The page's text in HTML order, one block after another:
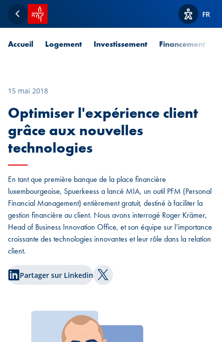
Retour
Accueil SPUERKEESS
Afficher
FR
Accueil Logement Investissement Financement
15 mai 2018
Optimiser l'expérience client
grâce aux nouvelles
technologies
En tant que première banque de la place financière
luxembourgeoise, Spuerkeess a lancé MIA, un outil PFM (Personal
Financial Management) entièrement gratuit, destiné à faciliter la
gestion financière au client. Nous avons interrogé Roger Krämer,
Head of Business Innovation Office, et son équipe sur l’importance
croissante des technologies innovantes et leur rôle dans la relation
client.
Partager sur Linkedin Partager sur Twitter